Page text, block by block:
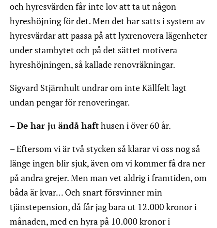
och hyresvärden får inte lov att ta ut någon
hyreshöjning för det. Men det har satts i system av
hyresvärdar att passa på att lyxrenovera lägenheter
under stambytet och på det sättet motivera
hyreshöjningen, så kallade renovräkningar.
Sigvard Stjärnhult undrar om inte Källfelt lagt
undan pengar för renoveringar.
– De har ju ändå hafthusen i över 60 år.
– Eftersom vi är två stycken så klarar vi oss nog så
länge ingen blir sjuk, även om vi kommer få dra ner
på andra grejer. Men man vet aldrig i framtiden, om
båda är kvar… Och snart försvinner min
tjänstepension, då får jag bara ut 12.000 kronor i
månaden, med en hyra på 10.000 kronor i